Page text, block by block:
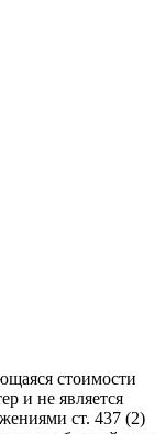
стоимости
и не является
ст. 437 (2)